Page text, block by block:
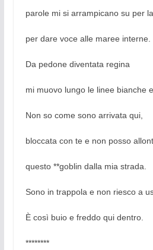
parole mi si arrampicano su per
per dare voce alle maree interne.
Da pedone diventata regina
mi muovo lungo le linee bianche
Non so come sono arrivata qui,
bloccata con te e non posso
questo **goblin dalla mia strada.
Sono in trappola e non riesco a
È così buio e freddo qui dentro.
********